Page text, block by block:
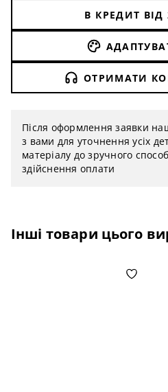
В КРЕДИТ ВІД
ОТРИМАТИ
Після оформлення заявки
з вами для уточнення усіх
матеріалу до зручного
здійснення оплати
Інші товари цього